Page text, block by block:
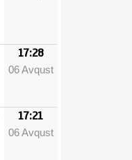
17:28
06 Avqust
17:21
06 Avqust